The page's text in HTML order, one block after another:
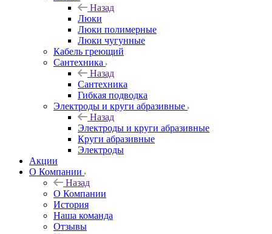
Назад
Люки
Люки полимерные
Люки чугунные
Кабель греющий
Сантехника
Назад
Сантехника
Гибкая подводка
Электроды и круги абразивные
Назад
Электроды и круги абразивные
Круги абразивные
Электроды
Акции
О Компании
Назад
О Компании
История
Наша команда
Отзывы